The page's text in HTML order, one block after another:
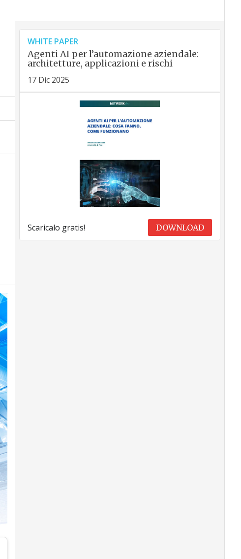
WHITE PAPER
Agenti AI per l’automazione aziendale:
architetture, applicazioni e rischi
17 Dic 2025
Scaricalo gratis! DOWNLOAD